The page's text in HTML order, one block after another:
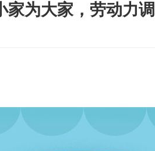
家为大家，劳动力